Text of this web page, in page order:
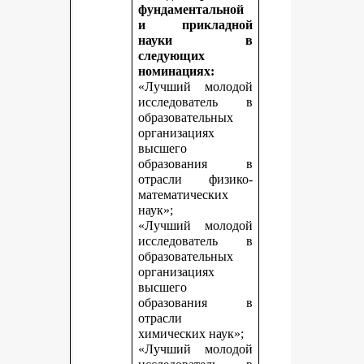
фундаментальной
и прикладной
науки в
следующих
номинациях:
«Лучший молодой
исследователь в
образовательных
организациях
высшего
образования в
отрасли физико-
математических
наук»;
«Лучший молодой
исследователь в
образовательных
организациях
высшего
образования в
отрасли
химических наук»;
«Лучший молодой